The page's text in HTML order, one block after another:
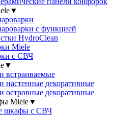
▼
с функцией
HydroClean
Miele
с СВЧ
▼
встраиваемые
настенные декоративные
островные декоративные
Miele▼
шкафы с СВЧ